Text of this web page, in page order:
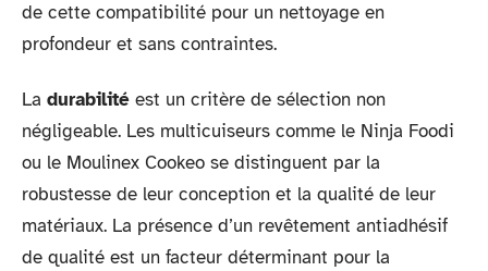
de cette compatibilité pour un nettoyage en
profondeur et sans contraintes.
La durabilité est un critère de sélection non
négligeable. Les multicuiseurs comme le Ninja Foodi
ou le Moulinex Cookeo se distinguent par la
robustesse de leur conception et la qualité de leur
matériaux. La présence d’un revêtement antiadhésif
de qualité est un facteur déterminant pour la